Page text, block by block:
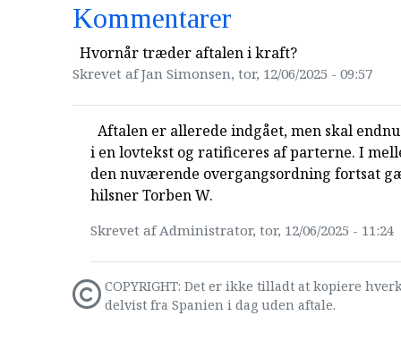
Kommentarer
Hvornår træder aftalen i kraft?
Skrevet af Jan Simonsen, tor, 12/06/2025 - 09:57
Aftalen er allerede indgået, men skal
i en lovtekst og ratificeres af parterne. I
den nuværende overgangsordning fortsat
hilsner Torben W.
Skrevet af Administrator, tor, 12/06/2025 - 11:24
COPYRIGHT: Det er ikke tilladt at kopiere
delvist fra Spanien i dag uden aftale.